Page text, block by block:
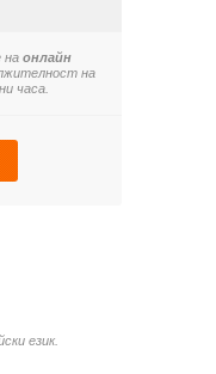
на онлайн
на
часа.
език.